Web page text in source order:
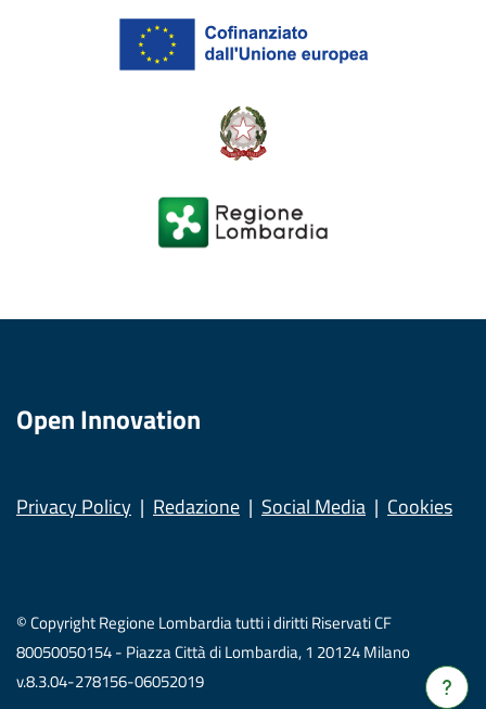
Verrà
Open Innovation
Privacy Policy Redazione Social Media Cookies
© Copyright Regione Lombardia tutti i diritti Riservati CF
80050050154 - Piazza Città di Lombardia, 1 20124 Milano
v.8.3.04-278156-06052019